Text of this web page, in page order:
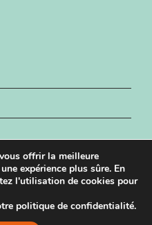
offrir la meilleure
expérience plus sûre. En
l'utilisation de cookies pour
politique de confidentialité.